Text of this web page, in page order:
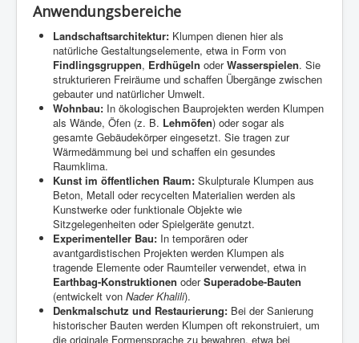
Anwendungsbereiche
Landschaftsarchitektur: Klumpen dienen hier als
natürliche Gestaltungselemente, etwa in Form von
Findlingsgruppen, Erdhügeln oderWasserspielen. Sie
strukturieren Freiräume und schaffen Übergänge zwischen
gebauter und natürlicher Umwelt.
Wohnbau: In ökologischen Bauprojekten werden Klumpen
als Wände, Öfen (z. B. Lehmöfen) oder sogar als
gesamte Gebäudekörper eingesetzt. Sie tragen zur
Wärmedämmung bei und schaffen ein gesundes
Raumklima.
Kunst im öffentlichen Raum: Skulpturale Klumpen aus
Beton, Metall oder recycelten Materialien werden als
Kunstwerke oder funktionale Objekte wie
Sitzgelegenheiten oder Spielgeräte genutzt.
Experimenteller Bau: In temporären oder
avantgardistischen Projekten werden Klumpen als
tragende Elemente oder Raumteiler verwendet, etwa in
Earthbag-Konstruktionen oderSuperadobe-Bauten
(entwickelt von Nader Khalili).
Denkmalschutz und Restaurierung: Bei der Sanierung
historischer Bauten werden Klumpen oft rekonstruiert, um
die originale Formensprache zu bewahren, etwa bei